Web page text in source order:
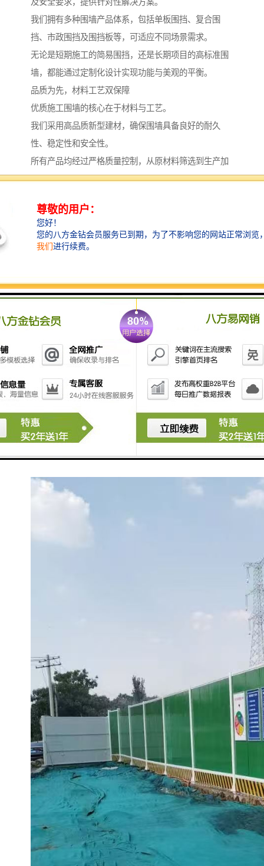
我们拥有多种围墙产品体系，包括单板围挡、复合围
挡、市政围挡及围挡板等，可适应不同场景需求。
无论是短期施工的简易围挡，还是长期项目的高标准围
墙，都能通过定制化设计实现功能与美观的平衡。
品质为先，材料工艺双保障
优质施工围墙的核心在于材料与工艺。
我们采用高品质新型建材，确保围墙具备良好的耐久
性、稳定性和安全性。
所有产品均经过严格质量控制，从原材料筛选到生产加
工，每个环节都精益求精。
分考虑抗风压、防倾倒等安全因素，同时兼顾安装便捷
性与重复利用性，帮助客户在控制成本的同时实现资源
较大化利用。
从方案设计、生产制造到运输安装，我们提供一站式服
公司拥有专业团队，能够根据客户提供的现场情况，快
速制定经济合理的围墙方案。
安装队伍经验丰富，能够*完成现场施工，较大限度减少